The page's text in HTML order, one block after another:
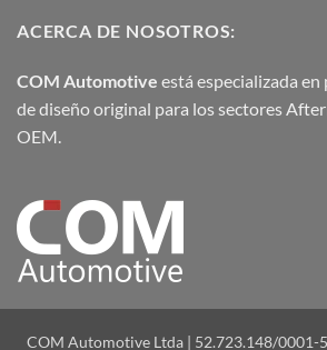
ACERCA DE NOSOTROS:
COM Automotive está especializada
de diseño original para los sectores
OEM.
COM Automotive Ltda | 52.723.148/0001-